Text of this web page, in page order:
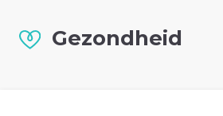
Gezondheid